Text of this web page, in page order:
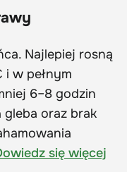
Najlepiej rosną
w pełnym
6–8 godzin
oraz brak
się więcej